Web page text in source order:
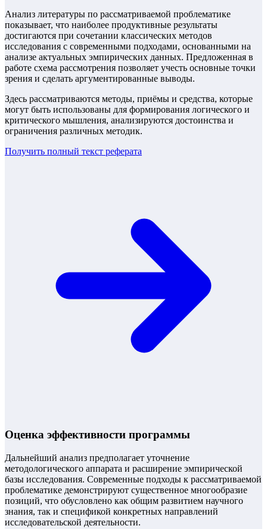
Анализ литературы по рассматриваемой проблематике
показывает, что наиболее продуктивные результаты
достигаются при сочетании классических методов
исследования с современными подходами, основанными на
анализе актуальных эмпирических данных. Предложенная в
работе схема рассмотрения позволяет учесть основные точки
зрения и сделать аргументированные выводы.
Здесь рассматриваются методы, приёмы и средства, которые
могут быть использованы для формирования логического и
критического мышления, анализируются достоинства и
ограничения различных методик.
Получить полный текст реферата
Оценка эффективности программы
Дальнейший анализ предполагает уточнение
методологического аппарата и расширение эмпирической
базы исследования. Современные подходы к рассматриваемой
проблематике демонстрируют существенное многообразие
позиций, что обусловлено как общим развитием научного
знания, так и спецификой конкретных направлений
исследовательской деятельности.